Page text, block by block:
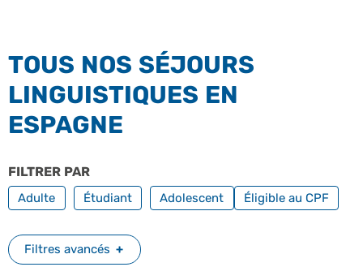
TOUS NOS SÉJOURS
LINGUISTIQUES EN
ESPAGNE
FILTRER PAR
Adulte Étudiant Adolescent Éligible au CPF
Filtres avancés